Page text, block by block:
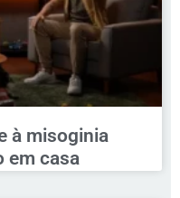
à misoginia
em casa